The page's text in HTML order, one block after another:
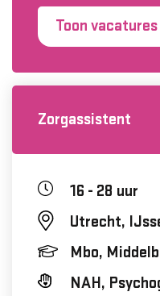
Toon vacatures
Zorgassistent
16 - 28 uur
Utrecht,
Mbo,
NAH,